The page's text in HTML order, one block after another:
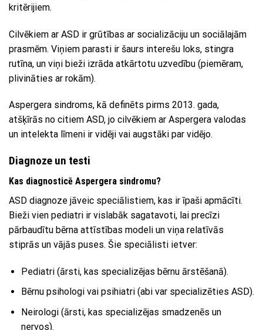
kritērijiem.
Cilvēkiem ar ASD ir grūtības ar socializāciju un sociālajām
prasmēm. Viņiem parasti ir šaurs interešu loks, stingra
rutīna, un viņi bieži izrāda atkārtotu uzvedību (piemēram,
plivināties ar rokām).
Aspergera sindroms, kā definēts pirms 2013. gada,
atšķīrās no citiem ASD, jo cilvēkiem ar Aspergera valodas
un intelekta līmeni ir vidēji vai augstāki par vidējo.
Diagnoze un testi
Kas diagnosticē Aspergera sindromu?
ASD diagnoze jāveic speciālistiem, kas ir īpaši apmācīti.
Bieži vien pediatri ir vislabāk sagatavoti, lai precīzi
pārbaudītu bērna attīstības modeli un viņa relatīvās
stiprās un vājās puses. Šie speciālisti ietver:
Pediatri (ārsti, kas specializējas bērnu ārstēšanā).
Bērnu psihologi vai psihiatri (abi var specializēties ASD).
Neirologi (ārsti, kas specializējas smadzenēs un
nervos).